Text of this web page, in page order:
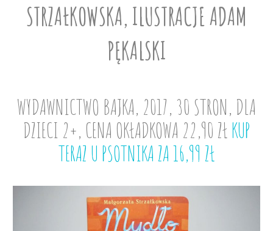
STRZAŁKOWSKA, ILUSTRACJE ADAM
PĘKALSKI
WYDAWNICTWO BAJKA, 2017, 30 STRON, DLA
DZIECI 2+, CENA OKŁADKOWA 22,90 ZŁ KUP
TERAZ U PSOTNIKA ZA 16,99 ZŁ